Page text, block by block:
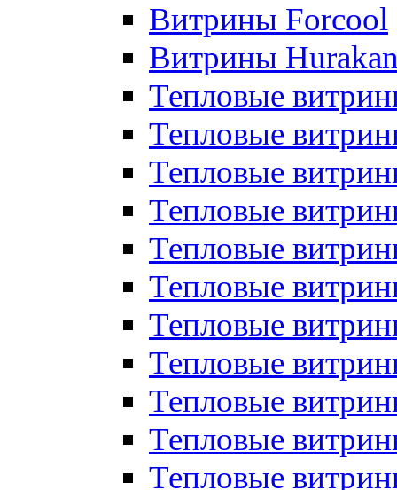
Витрины Forcool
Витрины
Тепловые
Тепловые
Тепловые
Тепловые
Тепловые
Тепловые
Тепловые
Тепловые
Тепловые
Тепловые
Тепловые